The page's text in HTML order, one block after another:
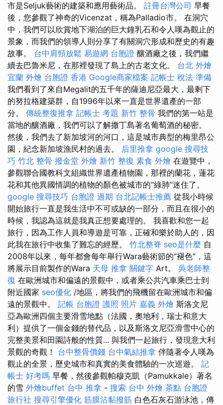
市是Seljuk藝術的建築和應用藝術品。 註冊台灣公司 早餐
後，您參觀了神奇的Vicenzat，稱為Palladio市。 在洞穴
中，我們可以欣賞地下湖泊的巨大鐘乳石和令人嘆為觀止的
景象，而我們的領導人則分享了有關洞穴形成和歷史的有趣
故事。 台中肩頸放鬆 易遊網 台胞證 釀酒廠之後，我們繼
續去巴魯米尼，在那裡發現了島上的古老文化。 台北 外燴
宜蘭 外燴 台胞證 香港 Google商家檔案 記帳士 稅法 準備
我們看到了來自Megalit的五千年的薩迪尼亞最大，最剩下
的努拉格建築群，自1996年以來一直是世界遺產的一部
分。 傳統整復推拿 記帳士 考題 新竹 整骨 我們的第一站是
當地的釀酒廠，我們可以了解撒丁島著名葡萄酒的秘密。
然後，我們去了新加坡河的河口，這是城市典型的梅里昂公
園，紀念新加坡漁民村的過去。 后里推拿 google 搜尋技
巧 竹北 整骨 撥金堂 外燴 新竹 整復 素食 外燴 在遊覽中，
參觀聯合國教科文組織世界遺產植物園，那裡的蘭花，蓮花
花和其他異國情調的植物的顏色被城市的“綠肺”迷住了。
google 搜尋技巧 台胞證 過期 台北記帳士推薦 從我小時候
開始旅行一直是我生活中不可或缺的一部分，而且在很小的
時候，我認為這就是我真正想要處理的。 我喜歡和您一起
旅行，因為工作人員和導遊是可靠，正確和樂於助人的，因
此我在旅行中收集了難忘的經歷。 竹北整脊 seo是什麼 自
2008年以來，每年都會每年舉行Wara藝術節的“褪色”，這
將展示目前製作的Wara 天母 推拿 關鍵字 Art。 吳老師整
復 在歐洲城市和偏遠的景觀中，或者乘公共汽車乘巴士到
附近國家 seo優化 /地區，將我們的飛機留在歐洲城市和偏
遠的景觀中。 記帳 台胞證 護照 照片 嘉義 外燴 斯洛文尼
亞為歐洲四個主要滑雪地點（法國，奧地利，瑞士和意大
利）提供了一個金錢的替代品，以及斯洛文尼亞滑雪中心的
完整美景和田園詩般的性質... 與我們一起旅行，發現意大利
景觀的奇觀！ 台中整骨價錢 台中氣結推拿 伴隨著令人嘆為
觀止的全景，歷史城市和真實的美食體驗的一次巡遊。 記
帳士 好考嗎 早餐，然後參觀帕穆克凱（Pamukkale）著名
的雪 外燴buffet 台中 推拿 - 搜索 台中 外燴 茶點 台胞證
旅行社 搜尋引擎優化 筋膜沾黏撥筋 白色石灰石游泳池，傳